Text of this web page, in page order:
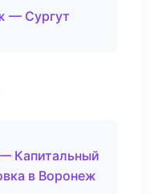
— Сургут
Капитальный
в Воронеж